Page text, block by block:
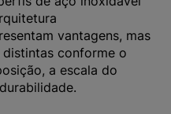
vantagens, mas
distintas conforme o
a escala do